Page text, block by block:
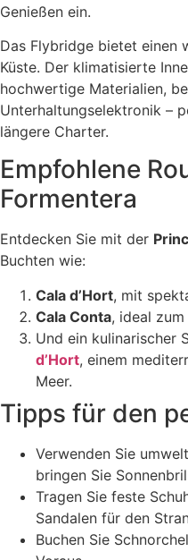
Genießen ein.
Das Flybridge bietet einen
Küste. Der klimatisierte
hochwertige Materialien,
Unterhaltungselektronik –
längere Charter.
Empfohlene
Formentera
Entdecken Sie mit der
Buchten wie:
Cala d’Hort, mit
Cala Conta, ideal
Und ein kulinarischer
d’Hort, einem
Meer.
Tipps für den
Verwenden Sie
bringen Sie
Tragen Sie feste
Sandalen für den
Buchen Sie